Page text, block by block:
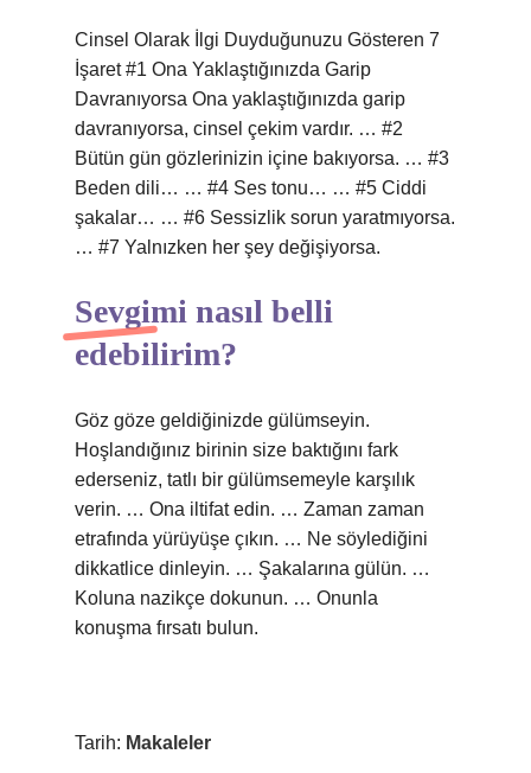
Cinsel Olarak İlgi Duyduğunuzu Gösteren 7
İşaret #1 Ona Yaklaştığınızda Garip
Davranıyorsa Ona yaklaştığınızda garip
davranıyorsa, cinsel çekim vardır. … #2
Bütün gün gözlerinizin içine bakıyorsa. … #3
Beden dili… … #4 Ses tonu… … #5 Ciddi
şakalar… … #6 Sessizlik sorun yaratmıyorsa.
… #7 Yalnızken her şey değişiyorsa.
Sevgimi nasıl belli
edebilirim?
Göz göze geldiğinizde gülümseyin.
Hoşlandığınız birinin size baktığını fark
ederseniz, tatlı bir gülümsemeyle karşılık
verin. … Ona iltifat edin. … Zaman zaman
etrafında yürüyüşe çıkın. … Ne söylediğini
dikkatlice dinleyin. … Şakalarına gülün. …
Koluna nazikçe dokunun. … Onunla
konuşma fırsatı bulun.
Tarih: Makaleler